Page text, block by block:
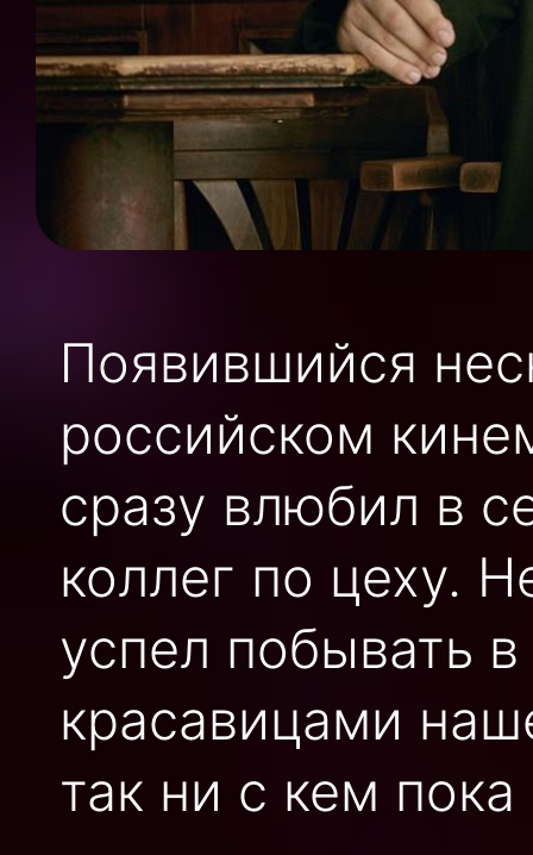
Появившийся
российском
сразу влюбил в
коллег по цеху.
успел побывать
красавицами
так ни с кем